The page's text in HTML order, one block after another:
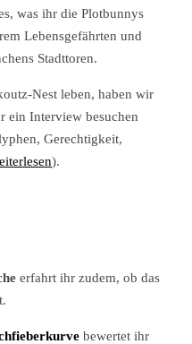
was ihr die Plotbunnys
Lebensgefährten und
Stadttoren.
Nest leben, haben wir
ein Interview besuchen
Gerechtigkeit,
).
erfahrt ihr zudem, ob das
bewertet ihr